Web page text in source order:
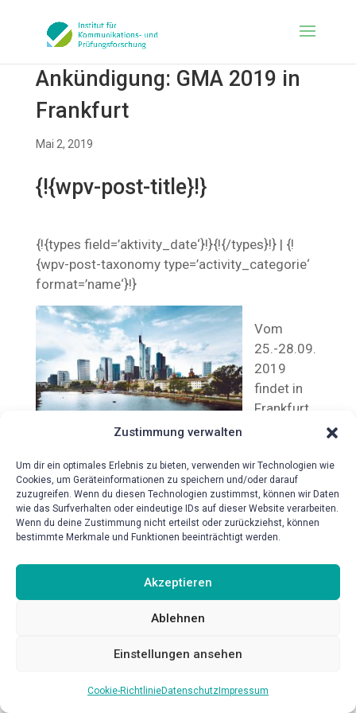
Zustimmung verwalten
Um dir ein optimales Erlebnis zu bieten, verwenden wir Technologien wie
Cookies, um Geräteinformationen zu speichern und/oder darauf
zuzugreifen. Wenn du diesen Technologien zustimmst, können wir Daten
wie das Surfverhalten oder eindeutige IDs auf dieser Website verarbeiten.
Wenn du deine Zustimmung nicht erteilst oder zurückziehst, können
bestimmte Merkmale und Funktionen beeinträchtigt werden.
Akzeptieren
Ablehnen
Einstellungen ansehen
Cookie-RichtlinieDatenschutz Impressum
Ankündigung: GMA 2019 in
Frankfurt
Mai 2, 2019
{!{wpv-post-title}!}
{!{types field=’aktivity_date‘}!}{!{/types}!} | {!
{wpv-post-taxonomy type=’activity_categorie‘
format=’name‘}!}
Vom
25.-28.09.
2019
findet in
Frankfurt
ung der GMA statt. Das Institut wird mit einem
Stand anwesend sein. Nutzen Sie die
Gelegenheit uns persönlich zu treffen uns
schauen Sie bei unserem Stand vorbei.